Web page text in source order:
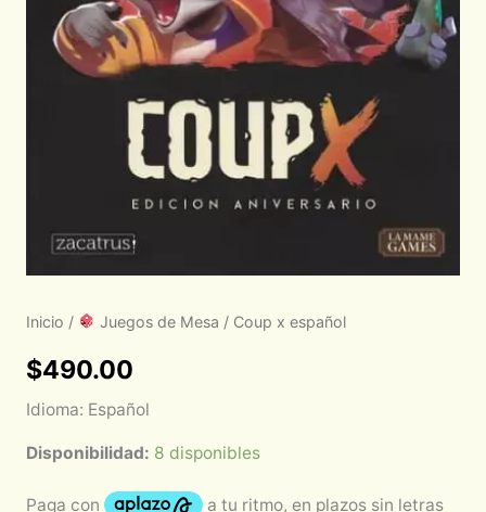
Inicio / Juegos de Mesa / Coup x español
$490.00
Idioma: Español
Disponibilidad: 8 disponibles